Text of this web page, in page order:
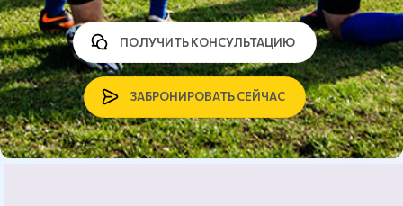
ЗАБРОНИРОВАТЬ СЕЙЧАС
ПОЛУЧИТЬ КОНСУЛЬТАЦИЮ